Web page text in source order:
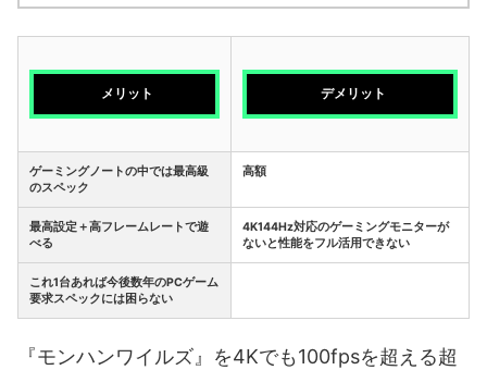
メリット デメリット
ゲーミングノートの中では最高級
のスペック
高額
最高設定＋高フレームレートで遊
べる
4K144Hz対応のゲーミングモニターが
ないと性能をフル活用できない
これ1台あれば今後数年のPCゲーム
要求スペックには困らない
『モンハンワイルズ』を4Kでも100fpsを超える超